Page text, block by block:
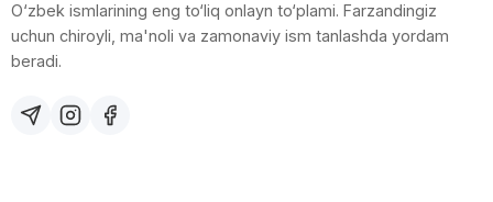
O‘zbek ismlarining eng to‘liq onlayn to‘plami. Farzandingiz
uchun chiroyli, ma'noli va zamonaviy ism tanlashda yordam
beradi.